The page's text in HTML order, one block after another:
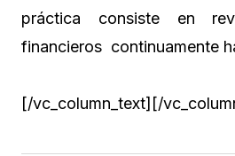
práctica consiste en
financieros continuamente
[/vc_column_text][/